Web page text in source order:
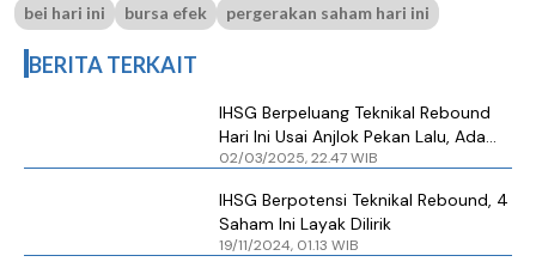
bei hari ini
bursa efek pergerakan saham hari ini
BERITA TERKAIT
IHSG Berpeluang Teknikal Rebound
Hari Ini Usai Anjlok Pekan Lalu, Ada
Dua Saham Layak Dilirik
02/03/2025, 22.47 WIB
IHSG Berpotensi Teknikal Rebound, 4
Saham Ini Layak Dilirik
19/11/2024, 01.13 WIB